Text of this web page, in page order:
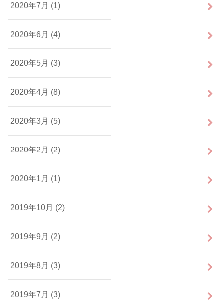
2020年7月 (1)
2020年6月 (4)
2020年5月 (3)
2020年4月 (8)
2020年3月 (5)
2020年2月 (2)
2020年1月 (1)
2019年10月 (2)
2019年9月 (2)
2019年8月 (3)
2019年7月 (3)